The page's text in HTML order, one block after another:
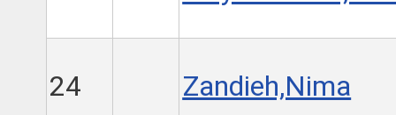
24 Zandieh,Nima